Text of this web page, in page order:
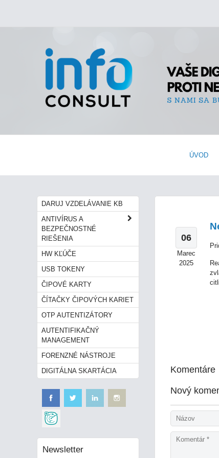
ÚVOD
06
Marec
2025
Komentáre
Nový
DARUJ VZDELÁVANIE KB
ANTIVÍRUS A
BEZPEČNOSTNÉ
RIEŠENIA
HW KĽÚČE
USB TOKENY
ČIPOVÉ KARTY
ČÍTAČKY ČIPOVÝCH KARIET
OTP AUTENTIZÁTORY
AUTENTIFIKAČNÝ
MANAGEMENT
FORENZNÉ NÁSTROJE
DIGITÁLNA SKARTÁCIA
Newsletter